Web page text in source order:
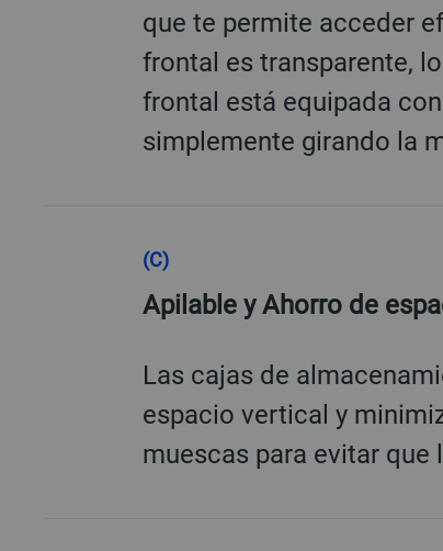
que te permite acceder
frontal es transparente,
frontal está equipada
simplemente girando la
(C)
Apilable y Ahorro de
Las cajas de
espacio vertical y
muescas para evitar que